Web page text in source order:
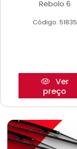
Rebolo 6
Código: 51835
Ver
preço